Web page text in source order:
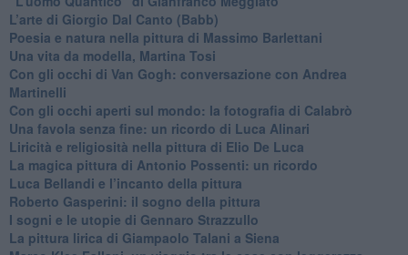
​L’arte di Giorgio Dal Canto (Babb)
Poesia e natura nella pittura di Massimo Barlettani
Una vita da modella, Martina Tosi
​Con gli occhi di Van Gogh: conversazione con Andrea
Martinelli
​Con gli occhi aperti sul mondo: la fotografia di Calabrò
Una favola senza fine: un ricordo di Luca Alinari
Liricità e religiosità nella pittura di Elio De Luca
La magica pittura di Antonio Possenti: un ricordo
Luca Bellandi e l’incanto della pittura
​Roberto Gasperini: il sogno della pittura
I sogni e le utopie di Gennaro Strazzullo
La pittura lirica di Giampaolo Talani a Siena